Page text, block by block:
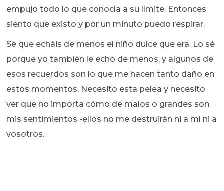
empujo todo lo que conocía a su límite. Entonces
siento que existo y por un minuto puedo respirar.
Sé que echáis de menos el niño dulce que era. Lo sé
porque yo también le echo de menos, y algunos de
esos recuerdos son lo que me hacen tanto daño en
estos momentos. Necesito esta pelea y necesito
ver que no importa cómo de malos o grandes son
mis sentimientos -ellos no me destruirán ni a mí ni a
vosotros.